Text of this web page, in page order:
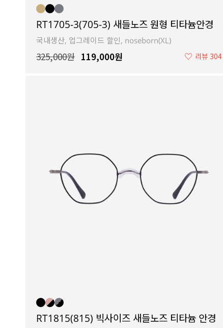
RT1705-3(705-3) 새들노즈 원형 티타늄안경
국내생산, 업그레이드 할인, noseborn(XL)
325,000원 119,000원 ♡ 리뷰 304
RT1815(815) 빅사이즈 새들노즈 티타늄 안경